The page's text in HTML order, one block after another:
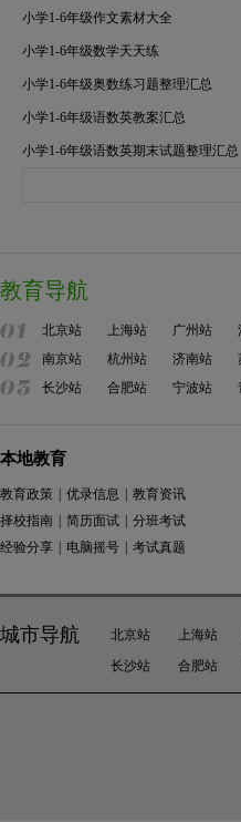
小学1-6年级作文素材大全
小学1-6年级数学天天练
小学1-6年级奥数练习题整理汇总
小学1-6年级语数英教案汇总
小学1-6年级语数英期末试题整理汇总
教育导航
北京站 上海站 广州站
南京站
杭州站 济南站
长沙站
合肥站 宁波站
本地教育
教育政策 优录信息
教育资讯
择校指南
简历面试
分班考试
经验分享
电脑摇号 考试真题
城市导航 北京站 上海站
长沙站
合肥站